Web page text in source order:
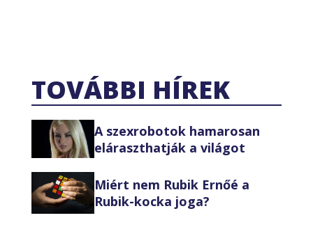
TOVÁBBI HÍREK
A szexrobotok hamarosan
eláraszthatják a világot
Miért nem Rubik Ernőé a
Rubik-kocka joga?